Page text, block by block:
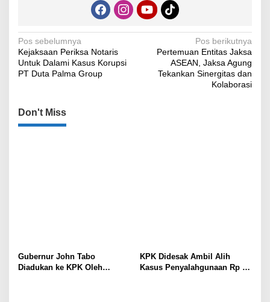
Navigasi
pos
Pos sebelumnya
Kejaksaan Periksa Notaris
Untuk Dalami Kasus Korupsi
PT Duta Palma Group
Pos berikutnya
Pertemuan Entitas Jaksa
ASEAN, Jaksa Agung
Tekankan Sinergitas dan
Kolaborasi
Don't Miss
Gubernur John Tabo
Diadukan ke KPK Oleh
KPK Didesak Ambil Alih
Kasus Penyalahgunaan Rp 16